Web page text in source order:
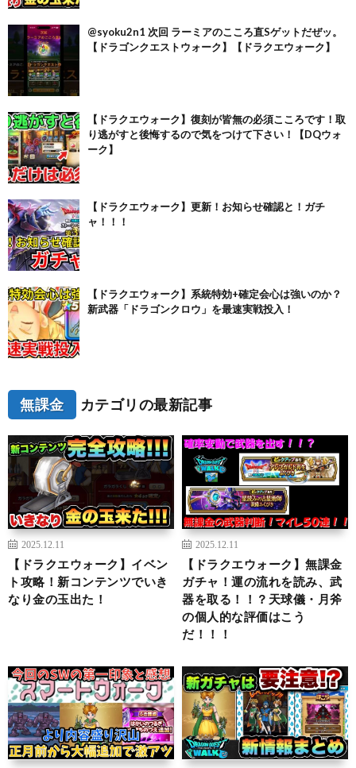
@syoku2n1 次回 ラーミアのこころ直Sゲットだぜッ。
【ドラゴンクエストウォーク】【ドラクエウォーク】
【ドラクエウォーク】復刻が皆無の必須こころです！取
り逃がすと後悔するので気をつけて下さい！【DQウォ
ーク】
【ドラクエウォーク】更新！お知らせ確認と！ガチ
ャ！！！
【ドラクエウォーク】系統特効+確定会心は強いのか？
新武器「ドラゴンクロウ」を最速実戦投入！
無課金 カテゴリの最新記事
2025.12.11
【ドラクエウォーク】イベン
ト攻略！新コンテンツでいき
なり金の玉出た！
2025.12.11
【ドラクエウォーク】無課金
ガチャ！運の流れを読み、武
器を取る！！？天球儀・月斧
の個人的な評価はこう
だ！！！